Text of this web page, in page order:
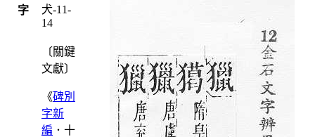
字
犬-11-
14
〔關鍵
文獻〕
《碑別
字新
編 ．十